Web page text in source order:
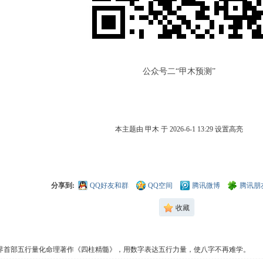
公众号二“甲木预测”
本主题由 甲木 于 2026-6-1 13:29 设置高亮
分享到: QQ好友和群 QQ空间 腾讯微博 腾讯朋
收藏
首部五行量化命理著作《四柱精髓》，用数字表达五行力量，使八字不再难学。